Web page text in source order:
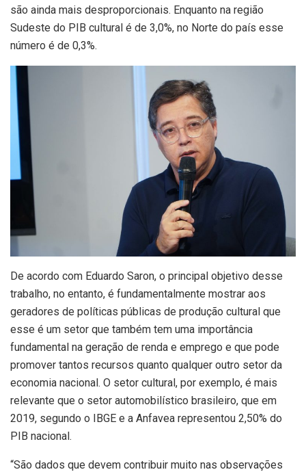
são ainda mais desproporcionais. Enquanto na região
Sudeste do PIB cultural é de 3,0%, no Norte do país esse
número é de 0,3%.
De acordo com Eduardo Saron, o principal objetivo desse
trabalho, no entanto, é fundamentalmente mostrar aos
geradores de políticas públicas de produção cultural que
esse é um setor que também tem uma importância
fundamental na geração de renda e emprego e que pode
promover tantos recursos quanto qualquer outro setor da
economia nacional. O setor cultural, por exemplo, é mais
relevante que o setor automobilístico brasileiro, que em
2019, segundo o IBGE e a Anfavea representou 2,50% do
PIB nacional.
“São dados que devem contribuir muito nas observações